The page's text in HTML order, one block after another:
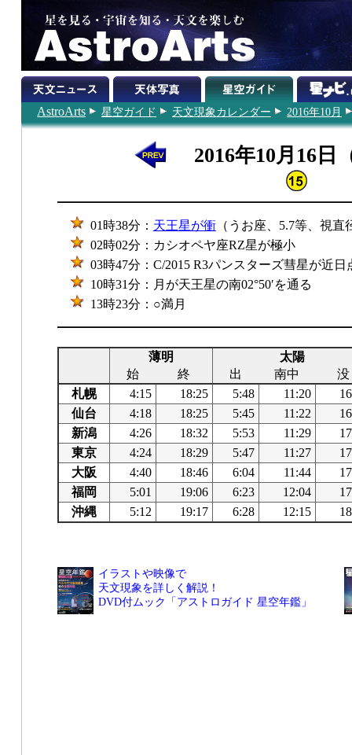
AstroArts 星空ガイド 天文現象カレンダー 2016年10月
2016年10月16日
01時38分： 天王星が衝（うお座、5.7等、視直
02時02分：カシオペヤ座RZ星が極小
03時47分：C/2015 R3パンスターズ彗星が近日
10時31分：月が天王星の南02°50′を通る
13時23分：○満月
薄明
太陽
始
終 出 南中
没
札幌
4:15 18:25 5:48 11:20
仙台
4:18 18:25 5:45 11:22
新潟
4:26 18:32 5:53 11:29
東京
4:24 18:29 5:47 11:27
大阪
4:40 18:46 6:04 11:44
福岡
5:01 19:06 6:23 12:04
沖縄
5:12 19:17 6:28 12:15
イラストや映像で
天文現象を詳しく解説！
DVD付ムック「アストロガイド 星空年鑑」